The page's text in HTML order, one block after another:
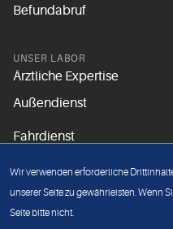
Befundabruf
UNSER LABOR
Ärztliche Expertise
Außendienst
Fahrdienst
Unsere Grundsätze
Wir verwenden erforderliche
unserer Seite zu gewährleisten. Wenn
Seite bitte nicht.